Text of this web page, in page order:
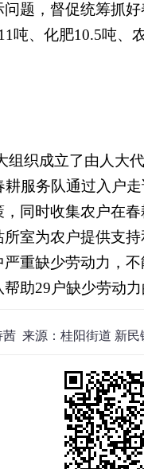
题，督促统筹抓
吨、化肥10.5吨、
组织成立了由人大
服务队通过入户
同时收集农户在
室为农户提供支
重缺少劳动力，
助29户缺少劳动
茜 来源：桂阳街道 新民